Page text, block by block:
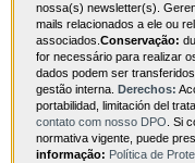
nossa(s) newsletter(s).
mails relacionados a ele ou
associados. Conservação:
for necessário para realizar
dados podem ser
gestão interna. Derechos:
portabilidad, limitación del
contato com nosso DPO . Si
normativa vigente, puede
informação: Política de